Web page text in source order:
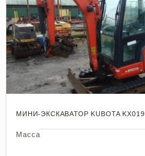
МИНИ-ЭКСКАВАТОР KUBOTA KX019
Масса